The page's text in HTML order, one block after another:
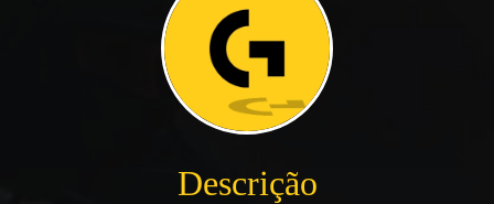
Descrição